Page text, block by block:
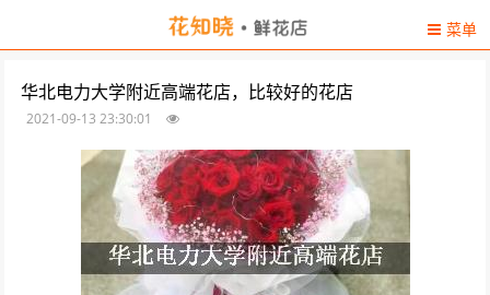
菜单
华北电力大学附近高端花店，比较好的花店
2021-09-13 23:30:01